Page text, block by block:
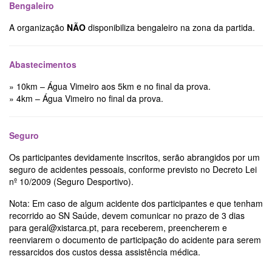
Bengaleiro
A organização NÃO disponibiliza bengaleiro na zona da partida.
Abastecimentos
» 10km – Água Vimeiro aos 5km e no final da prova.
» 4km – Água Vimeiro no final da prova.
Seguro
Os participantes devidamente inscritos, serão abrangidos por um
seguro de acidentes pessoais, conforme previsto no Decreto Lei
nº 10/2009 (Seguro Desportivo).
Nota: Em caso de algum acidente dos participantes e que tenham
recorrido ao SN Saúde, devem comunicar no prazo de 3 dias
para geral@xistarca.pt, para receberem, preencherem e
reenviarem o documento de participação do acidente para serem
ressarcidos dos custos dessa assistência médica.